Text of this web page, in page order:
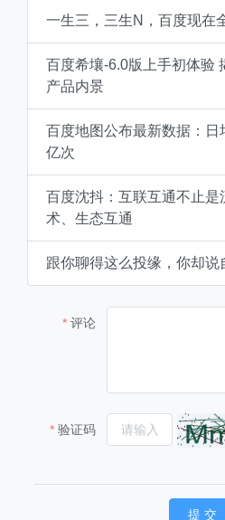
一生三，三生N，百度现在
百度希壤-6.0版上手初体验
产品内景
百度地图公布最新数据：
亿次
百度沈抖：互联互通不止是
术、生态互通
跟你聊得这么投缘，你却说